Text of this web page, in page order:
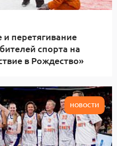
перетягивание
спорта на
в Рождество»
НОВОСТИ